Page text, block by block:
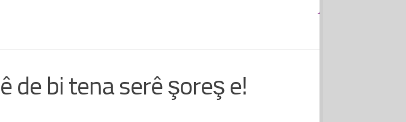
de bi tena serê şoreş e!